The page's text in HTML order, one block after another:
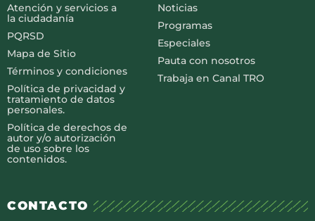
Atención y servicios a
la ciudadanía
PQRSD
Mapa de Sitio
Términos y condiciones
Política de privacidad y
tratamiento de datos
personales.
Política de derechos de
autor y/o autorización
de uso sobre los
contenidos.
Noticias
Programas
Especiales
Pauta con nosotros
Trabaja en Canal TRO
CONTACTO